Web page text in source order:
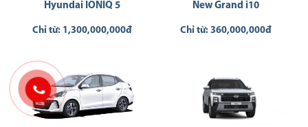
Hyundai IONIQ 5
Chỉ từ: 1,300,000,000đ
New Grand i10
Chỉ từ: 360,000,000đ